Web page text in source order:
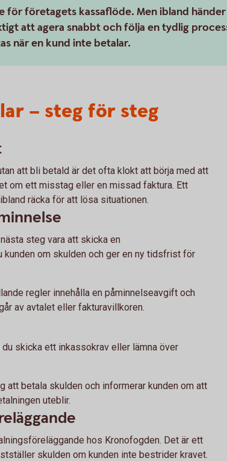
för företagets kassaflöde. Men ibland
att agera snabbt och följa en tydlig
när en kund inte betalar.
– steg för steg
att bli betald är det ofta klokt att börja med att
om ett misstag eller en missad faktura. Ett
räcka för att lösa situationen.
steg vara att skicka en
kunden om skulden och ger en ny tidsfrist för
regler innehålla en påminnelseavgift och
av avtalet eller fakturavillkoren.
skicka ett inkassokrav eller lämna över
att betala skulden och informerar kunden om att
uteblir.
hos Kronofogden. Det är ett
skulden om kunden inte bestrider kravet.